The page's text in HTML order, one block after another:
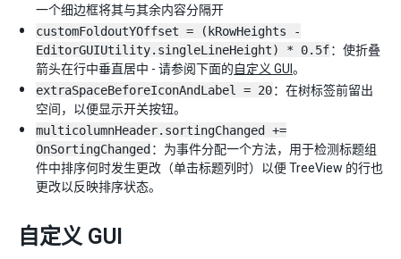
一个细边框将其与其余内容分隔开
customFoldoutYOffset = (kRowHeights -
EditorGUIUtility.singleLineHeight) * 0.5f：使折叠
箭头在行中垂直居中 - 请参阅下面的自定义 GUI 。
extraSpaceBeforeIconAndLabel = 20：在树标签前留出
空间，以便显示开关按钮。
multicolumnHeader.sortingChanged +=
OnSortingChanged ：为事件分配一个方法，用于检测标题组
件中排序何时发生更改（单击标题列时）以便 TreeView 的行也
更改以反映排序状态。
自定义 GUI